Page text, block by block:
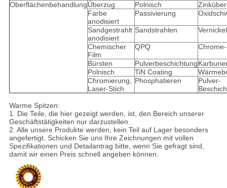
OberflächenbehandlungÜberzug Polnisch
Farbe
anodisiert
Passivierung
Sandgestrahlt
anodisiert
Sandstrahlen
Chemischer
Film
QPQ
Bürsten Pulverbeschichtung
Polnisch
TiN Coating
Chromierung,
Laser-Stich
Phosphatieren
Pulver-
Warme Spitzen:
1. Die Teile, die hier gezeigt werden, ist, den Bereich unserer
Geschäftstätigkeiten nur darzustellen.
2. Alle unsere Produkte werden, kein Teil auf Lager besonders
angefertigt. Schicken Sie uns Ihre Zeichnungen mit vollen
Spezifikationen und Detailantrag bitte, wenn Sie gefragt sind,
damit wir einen Preis schnell angeben können.